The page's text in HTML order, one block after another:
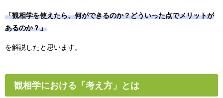
「観相学を使えたら、何ができるのか？どういった点でメリットが
あるのか？」
を解説したと思います。
観相学における「考え方」とは